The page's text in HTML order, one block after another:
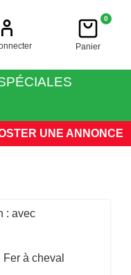
Panier
0
UNE ANNONCE
: avec
à cheval